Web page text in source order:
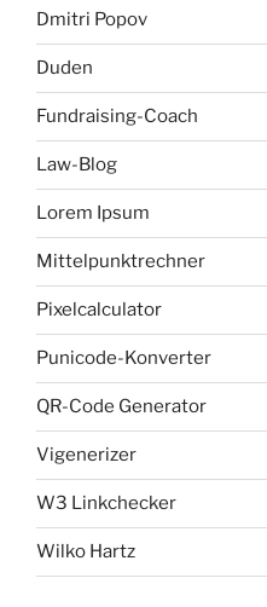
Dmitri Popov
Duden
Fundraising-Coach
Law-Blog
Lorem Ipsum
Mittelpunktrechner
Pixelcalculator
Punicode-Konverter
QR-Code Generator
Vigenerizer
W3 Linkchecker
Wilko Hartz